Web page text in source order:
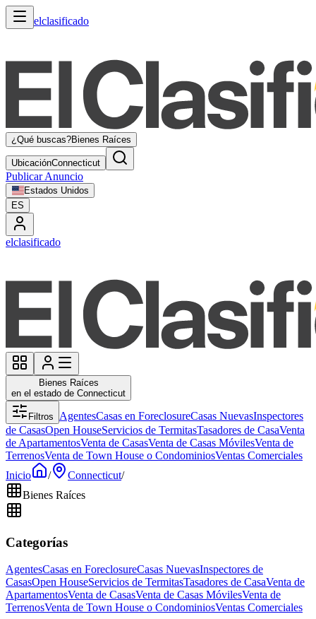
elclasificado
¿Qué buscas?Bienes Raíces
UbicaciónConnecticut
Publicar Anuncio
Estados Unidos
ES
elclasificado
Bienes Raíces
en el estado de Connecticut
Filtros AgentesCasas en ForeclosureCasas NuevasInspectores
de CasasOpen HouseServicios de TermitasTasadores de CasaVenta
de ApartamentosVenta de CasasVenta de Casas MóvilesVenta de
TerrenosVenta de Town House o CondominiosVentas Comerciales
Inicio
/ Connecticut/
Bienes Raíces
Categorías
AgentesCasas en ForeclosureCasas NuevasInspectores de
CasasOpen HouseServicios de TermitasTasadores de CasaVenta de
ApartamentosVenta de CasasVenta de Casas MóvilesVenta de
TerrenosVenta de Town House o CondominiosVentas Comerciales